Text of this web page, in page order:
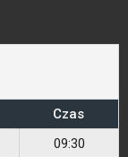
Czas
09:30